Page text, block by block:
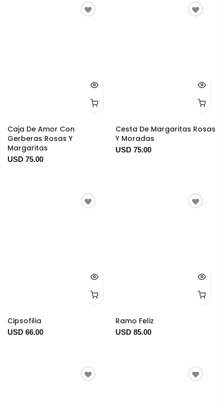
Caja De Amor Con
Gerberas Rosas Y
Margaritas
USD 75.00
Cesta De Margaritas Rosas
Y Moradas
USD 75.00
Cipsofilia
USD 66.00
Ramo Feliz
USD 85.00